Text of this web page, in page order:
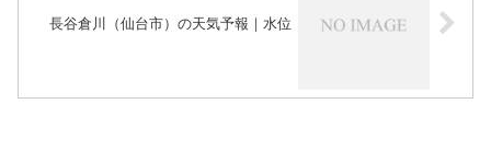
長谷倉川（仙台市）の天気予報｜水位